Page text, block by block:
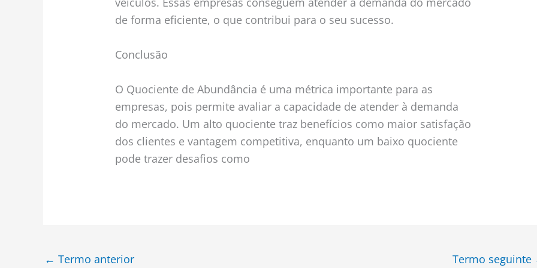
de forma eficiente, o que contribui para o seu sucesso.
Conclusão
O Quociente de Abundância é uma métrica importante para as
empresas, pois permite avaliar a capacidade de atender à demanda
do mercado. Um alto quociente traz benefícios como maior satisfação
dos clientes e vantagem competitiva, enquanto um baixo quociente
pode trazer desafios como
← Termo anterior Termo seguinte